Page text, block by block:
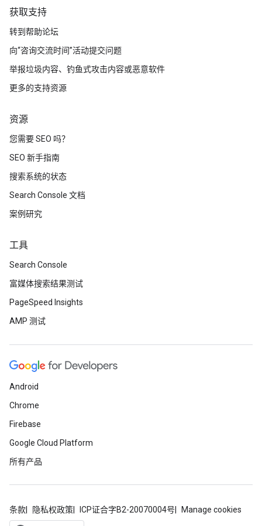
获取支持
转到帮助论坛
向“咨询交流时间”活动提交问题
举报垃圾内容、钓鱼式攻击内容或恶意软件
更多的支持资源
资源
您需要 SEO 吗？
SEO 新手指南
搜索系统的状态
Search Console 文档
案例研究
工具
Search Console
富媒体搜索结果测试
PageSpeed Insights
AMP 测试
Android
Chrome
Firebase
Google Cloud Platform
所有产品
条款 隐私权政策 ICP证合字B2-20070004号 Manage cookies